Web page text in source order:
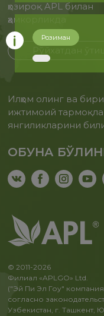
ҳозироқ APL билан
ҳамкорликда
Илҳом олинг ва
ижтимоий
янгиликларини
ОБУНА
© 2011-2026
Филиал «APLGO» Ltd.
("Эй Пи Эл Гоу"
согласно
Узбекистан, г. Ташкент,
Розиман